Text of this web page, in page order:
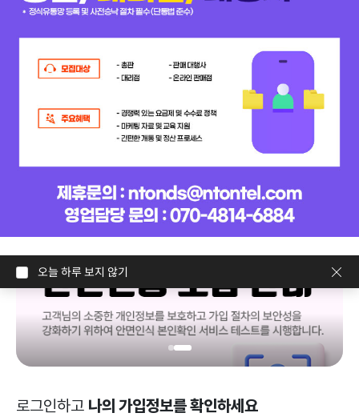
로그인하고 나의 가입정보를 확인하세요
오늘 하루 보지 않기